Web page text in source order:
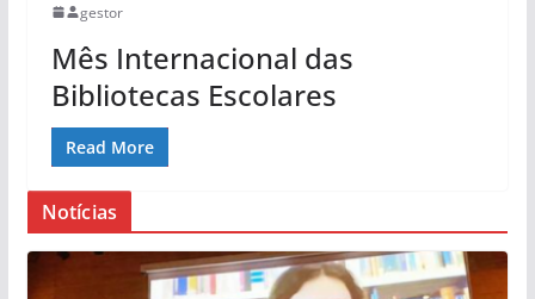
gestor
Mês Internacional das
Bibliotecas Escolares
Read More
Notícias